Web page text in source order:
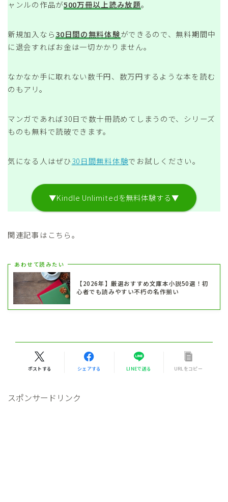
ャンルの作品が500万冊以上読み放題。
新規加入なら30日間の無料体験ができるので、無料期間中
に退会すればお金は一切かかりません。
なかなか手に取れない数千円、数万円するような本を読む
のもアリ。
マンガであれば30日で数十冊読めてしまうので、シリーズ
ものも無料で読破できます。
気になる人はぜひ30日間無料体験でお試しください。
▼Kindle Unlimitedを無料体験する▼
関連記事はこちら。
あわせて読みたい
【2026年】厳選おすすめ文庫本小説50選！初
心者でも読みやすい不朽の名作揃い
ポストする シェアする LINEで送る URLをコピー
スポンサードリンク